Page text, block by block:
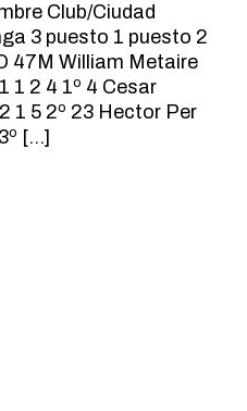
Club/Ciudad
3 puesto 1 puesto 2
47M William Metaire
1 2 4 1º 4 Cesar
1 5 2º 23 Hector Per
[…]